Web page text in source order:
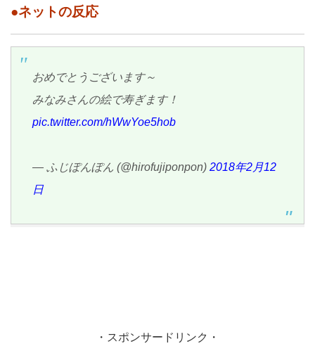
●ネットの反応
おめでとうございます～
みなみさんの絵で寿ぎます！
pic.twitter.com/hWwYoe5hob
— ふじぽんぽん (@hirofujiponpon) 2018年2月12
日
・スポンサードリンク・